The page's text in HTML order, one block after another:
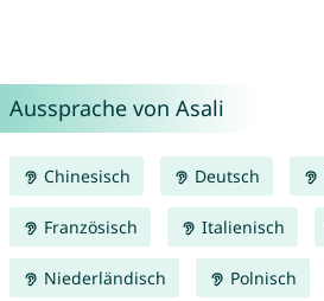
Aussprache von Asali
Chinesisch Deutsch
Französisch Italienisch
Niederländisch Polnisch